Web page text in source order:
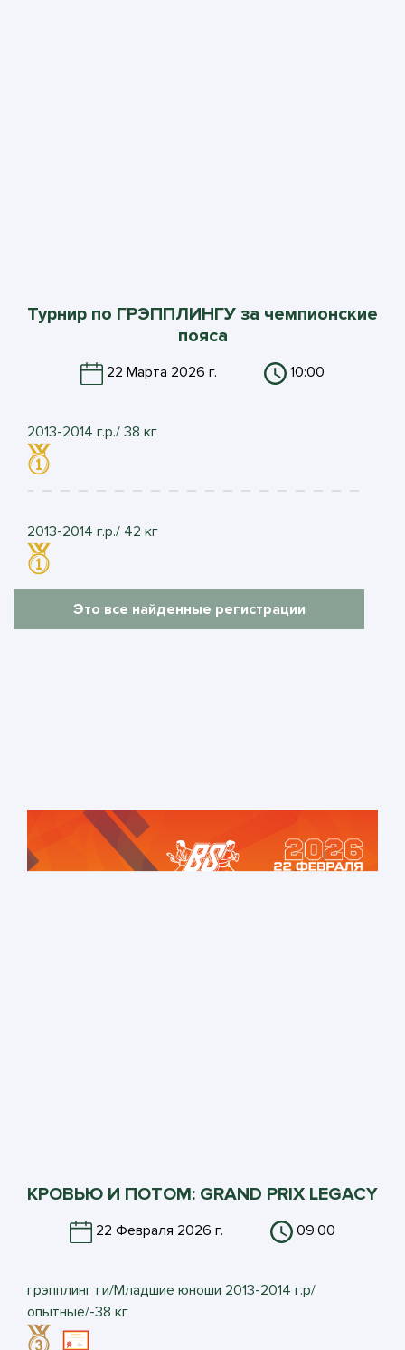
Турнир по ГРЭППЛИНГУ за чемпионские
пояса
22 Марта 2026 г. 10:00
2013-2014 г.р./ 38 кг
2013-2014 г.р./ 42 кг
Это все найденные регистрации
КРОВЬЮ И ПОТОМ: GRAND PRIX LEGACY
22 Февраля 2026 г. 09:00
грэпплинг ги/Младшие юноши 2013-2014 г.р/
опытные/-38 кг